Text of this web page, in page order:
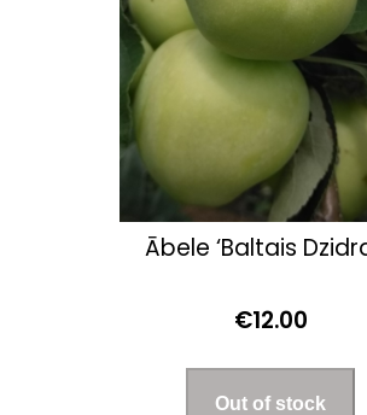
Ābele ‘Baltais
€12.00